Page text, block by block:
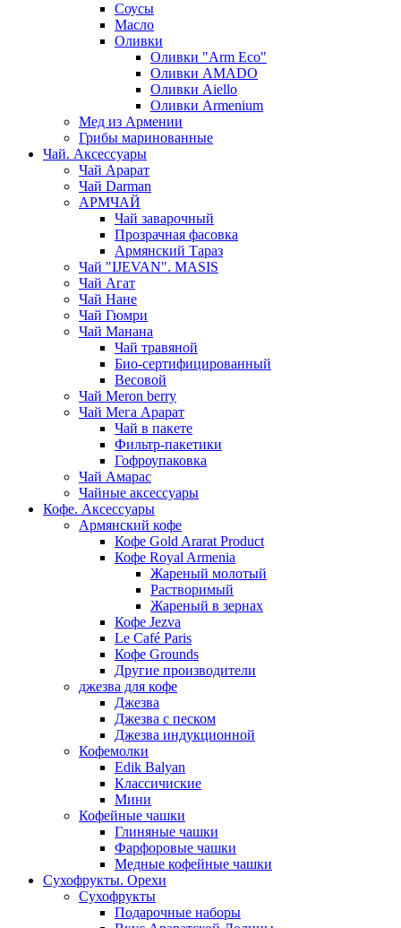
Соусы
Масло
Оливки
Оливки "Arm Eco"
Оливки AMADO
Оливки Aiello
Оливки Armenium
Мед из Армении
Грибы маринованные
Чай. Аксессуары
Чай Арарат
Чай Darman
АРМЧАЙ
Чай заварочный
Прозрачная фасовка
Армянский Тараз
Чай "IJEVAN". MASIS
Чай Агат
Чай Нане
Чай Гюмри
Чай Манана
Чай травяной
Био-сертифицированный
Весовой
Чай Meron berry
Чай Мега Арарат
Чай в пакете
Фильтр-пакетики
Гофроупаковка
Чай Амарас
Чайные аксессуары
Кофе. Аксессуары
Армянский кофе
Кофе Gold Ararat Product
Кофе Royal Armenia
Жареный молотый
Растворимый
Жареный в зернах
Кофе Jezva
Le Café Paris
Кофе Grounds
Другие производители
джезва для кофе
Джезва
Джезва с песком
Джезва индукционной
Кофемолки
Edik Balyan
Классичиские
Мини
Кофейные чашки
Глиняные чашки
Фарфоровые чашки
Медные кофейные чашки
Сухофрукты. Орехи
Сухофрукты
Подарочные наборы